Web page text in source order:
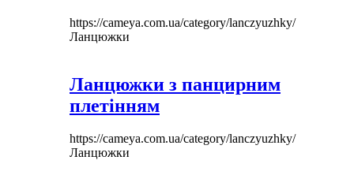
https://cameya.com.ua/category/lanczyuzhky/
Ланцюжки
Ланцюжки з панцирним
плетінням
https://cameya.com.ua/category/lanczyuzhky/
Ланцюжки